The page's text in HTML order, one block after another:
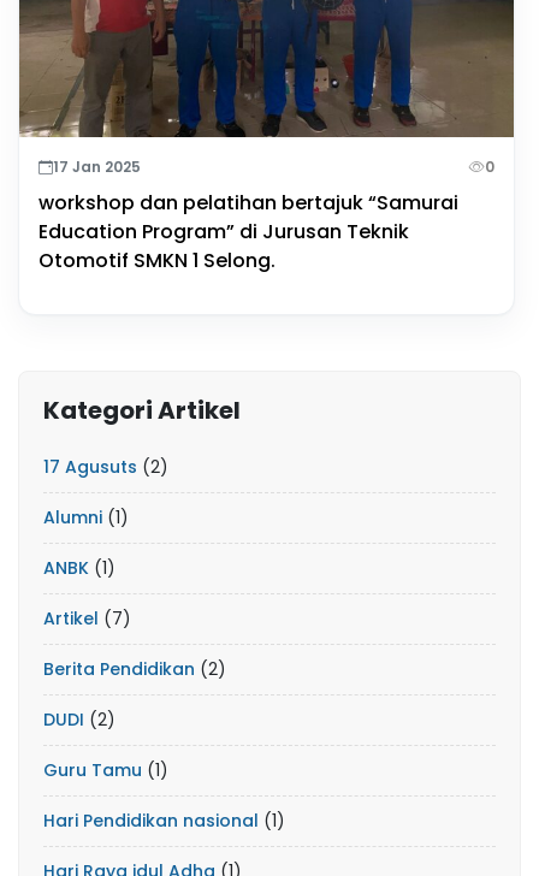
17 Jan 2025 0
workshop dan pelatihan bertajuk “Samurai
Education Program” di Jurusan Teknik
Otomotif SMKN 1 Selong.
Kategori Artikel
17 Agusuts (2)
Alumni (1)
ANBK (1)
Artikel (7)
Berita Pendidikan (2)
DUDI (2)
Guru Tamu (1)
Hari Pendidikan nasional (1)
Hari Raya idul Adha (1)